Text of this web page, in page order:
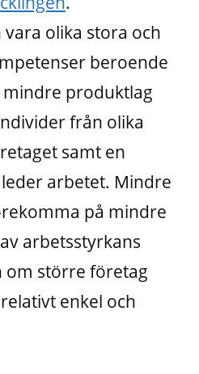
olika stora och
beroende
produktlag
från olika
samt en
arbetet. Mindre
på mindre
arbetsstyrkans
om större företag
enkel och